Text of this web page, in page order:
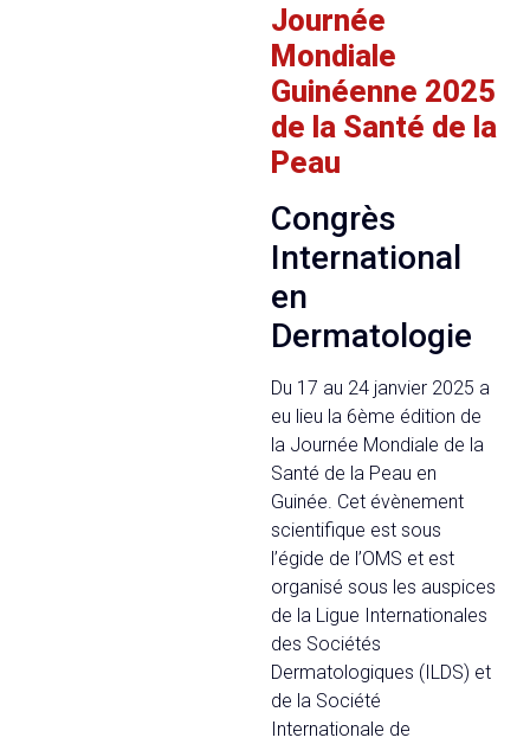
Journée
Mondiale
Guinéenne 2025
de la Santé de la
Peau
Congrès
International
en
Dermatologie
Du 17 au 24 janvier 2025 a
eu lieu la 6ème édition de
la Journée Mondiale de la
Santé de la Peau en
Guinée. Cet évènement
scientifique est sous
l’égide de l’OMS et est
organisé sous les auspices
de la Ligue Internationales
des Sociétés
Dermatologiques (ILDS) et
de la Société
Internationale de